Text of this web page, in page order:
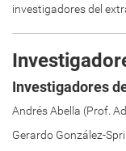
investigadores del
Investigadores
Andrés Abella (Prof.
Gerardo González-